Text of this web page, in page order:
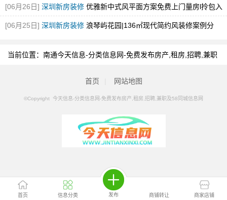
首页 信息分类 发布 商铺转让 商家店铺
输[图]
[06月26日] 深圳新房装修 优雅新中式风平面方案免费上门量房l拎包入
住！[图]
[06月25日] 深圳新房装修 浪琴屿花园|136㎡现代简约风装修案例分
当前位置： 南通今天信息-分类信息网-免费发布房产,租房,招聘,兼职
首页 网站地图
©Copyright 今天信息-分类信息网-免费发布房产,租房,招聘,兼职及58同城信息网